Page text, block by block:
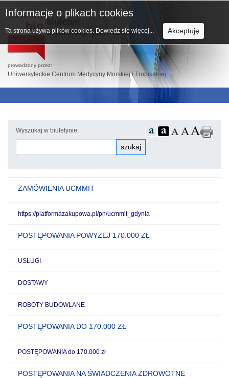
prowadzony przez:
Uniwersyteckie Centrum Medycyny Morskiej i Tropikalnej
Wyszukaj w biuletynie:
szukaj
ZAMÓWIENIA UCMMIT
https://platformazakupowa.pl/pn/ucmmit_gdynia
POSTĘPOWANIA POWYŻEJ 170.000 ZŁ
USŁUGI
DOSTAWY
ROBOTY BUDOWLANE
POSTĘPOWANIA DO 170.000 ZŁ
POSTĘPOWANIA do 170.000 zł
POSTĘPOWANIA NA ŚWIADCZENIA ZDROWOTNE
Informacje o plikach cookies
Ta strona używa plików cookies. Dowiedz się więcej... Akceptuję